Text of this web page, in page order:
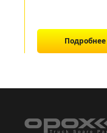
Подробнее